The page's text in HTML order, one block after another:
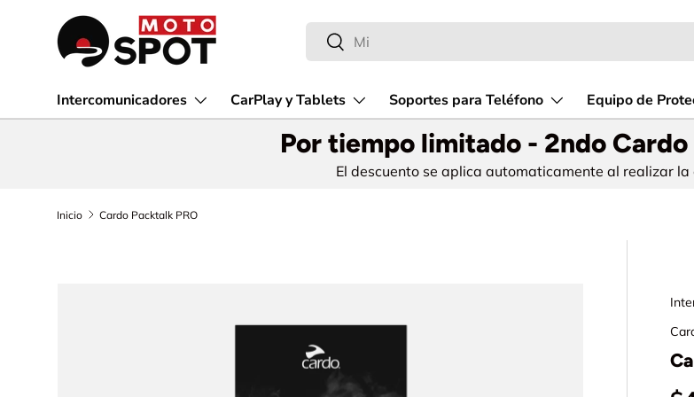
Ir al contenido Buscar
Buscar
Intercomunicadores CarPlay y Tablets Soportes para Teléfono Equipo de
Por tiempo limitado - 2ndo
El descuento se aplica automaticamente al realizar la
Inicio Cardo Packtalk PRO